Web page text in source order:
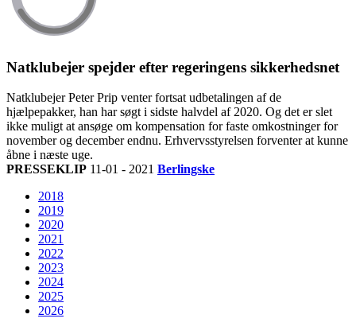
Natklubejer spejder efter regeringens sikkerhedsnet
Natklubejer Peter Prip venter fortsat udbetalingen af de
hjælpepakker, han har søgt i sidste halvdel af 2020. Og det er slet
ikke muligt at ansøge om kompensation for faste omkostninger for
november og december endnu. Erhvervsstyrelsen forventer at kunne
åbne i næste uge.
PRESSEKLIP 11-01 - 2021 Berlingske
2018
2019
2020
2021
2022
2023
2024
2025
2026